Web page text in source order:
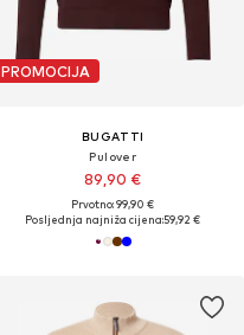
PROMOCIJA
BUGATTI
Pulover
89,90 €
Prvotno: 99,90 €
Posljednja najniža cijena:59,92 €